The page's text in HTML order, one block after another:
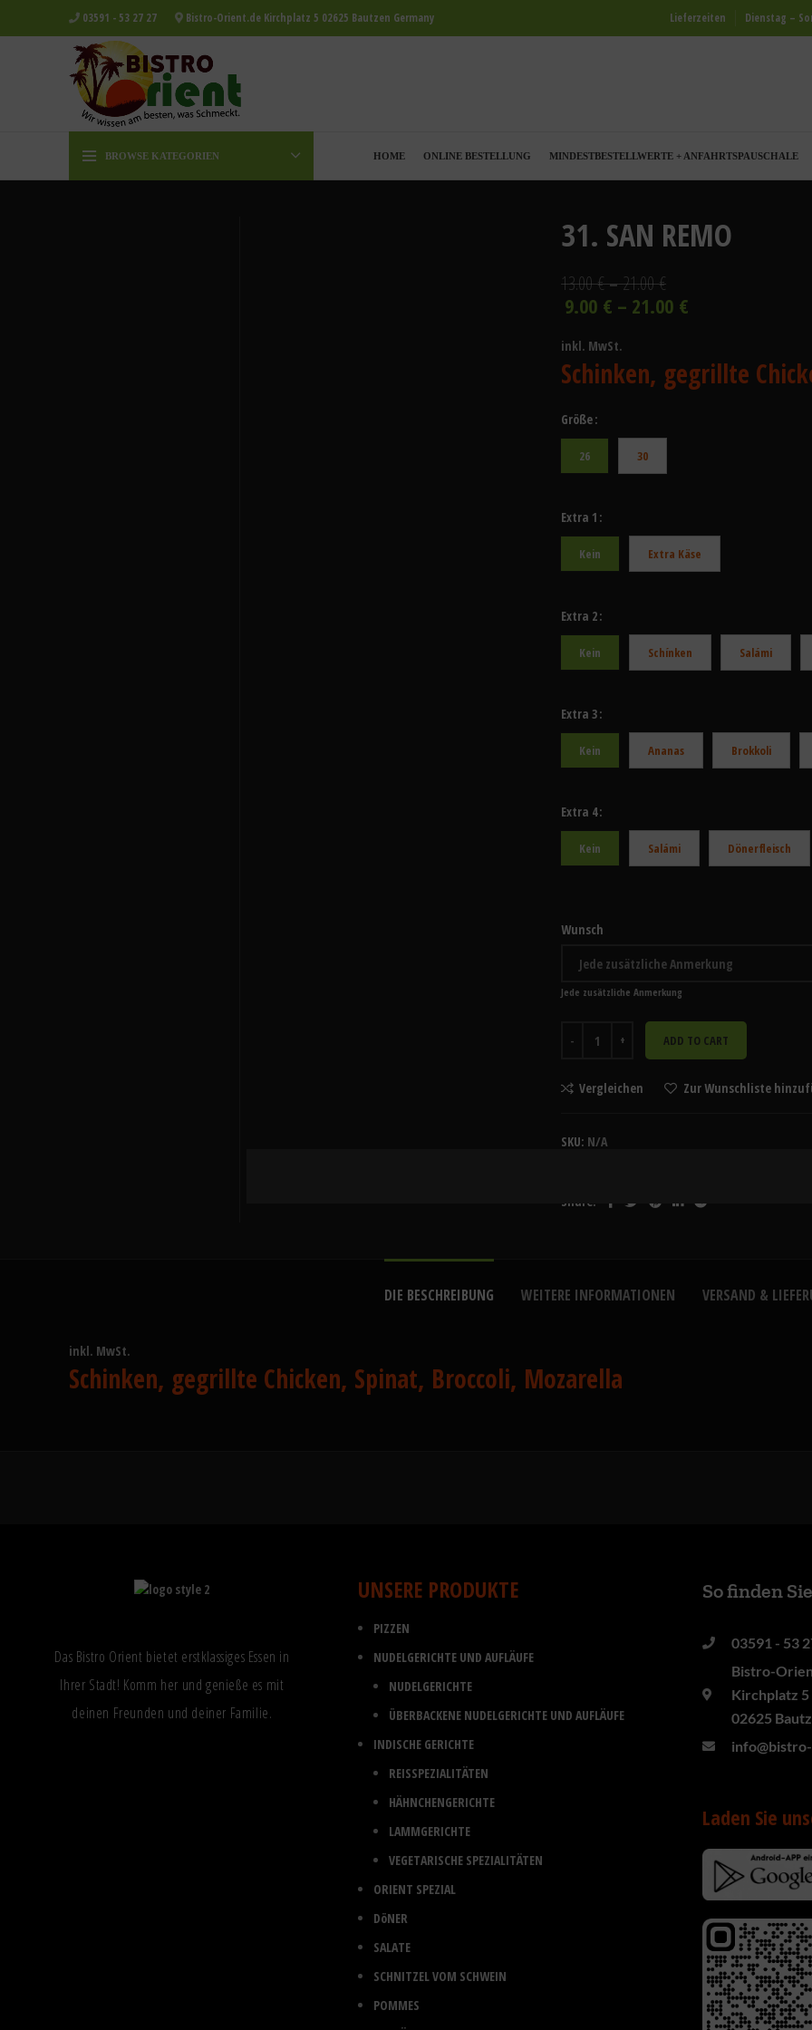
03591 - 53 27 27 Bistro-Orient.de Kirchplatz 5 02625 Bautzen Germany Lieferzeiten Dienstag –
BROWSE KATEGORIEN HOME ONLINE BESTELLUNG MINDESTBESTELLWERTE + ANFAHRTSPAUSCHALE
31. SAN REMO
13.00€ 21.00€
9.00 € 21.00 €
inkl. MwSt.
Schinken, gegrillte
Größe
26 30
Extra 1
Kein Extra Käse
Extra 2
Kein Schínken Salámi
Extra 3
Kein Ananas Brokkoli
Extra 4
Kein Salámi Dönerfleisch
Wunsch
Jede zusätzliche Anmerkung
ADD TO CART
Vergleichen Zur Wunschliste
SKU: N/A
Share:
DIE BESCHREIBUNG WEITERE INFORMATIONEN VERSAND &
inkl. MwSt.
Schinken, gegrillte Chicken, Spinat, Broccoli, Mozarella
Das Bistro Orient bietet erstklassiges Essen in
Ihrer Stadt! Komm her und genieße es mit
deinen Freunden und deiner Familie.
UNSERE PRODUKTE
PIZZEN
NUDELGERICHTE UND AUFLÄUFE
NUDELGERICHTE
ÜBERBACKENE NUDELGERICHTE UND AUFLÄUFE
INDISCHE GERICHTE
REISSPEZIALITÄTEN
HÄHNCHENGERICHTE
LAMMGERICHTE
VEGETARISCHE SPEZIALITÄTEN
ORIENT SPEZIAL
DöNER
SALATE
SCHNITZEL VOM SCHWEIN
POMMES
So finden
03591 - 53
Bistro-
Kirchplatz 5
02625
Laden Sie